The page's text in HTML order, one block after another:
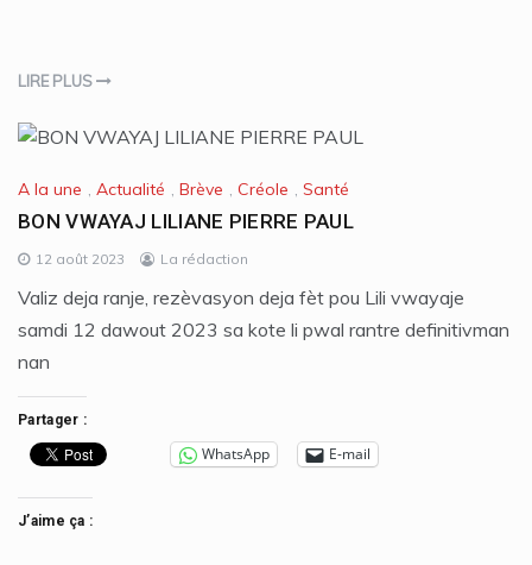
LIRE PLUS
A la une , Actualité , Brève , Créole , Santé
BON VWAYAJ LILIANE PIERRE PAUL
12 août 2023 La rédaction
Valiz deja ranje, rezèvasyon deja fèt pou Lili vwayaje
samdi 12 dawout 2023 sa kote li pwal rantre definitivman
nan
Partager :
WhatsApp E-mail
J’aime ça :